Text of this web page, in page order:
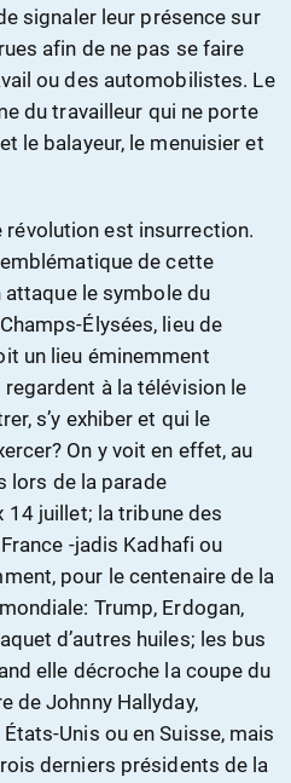
signaler leur présence sur
afin de ne pas se faire
ou des automobilistes. Le
du travailleur qui ne porte
le balayeur, le menuisier et
est insurrection.
de cette
le symbole du
Élysées, lieu de
un lieu éminemment
à la télévision le
s’y exhiber et qui le
On y voit en effet, au
lors de la parade
14 juillet; la tribune des
-jadis Kadhafi ou
pour le centenaire de la
Trump, Erdogan,
d’autres huiles; les bus
elle décroche la coupe du
de Johnny Hallyday,
Unis ou en Suisse, mais
derniers présidents de la